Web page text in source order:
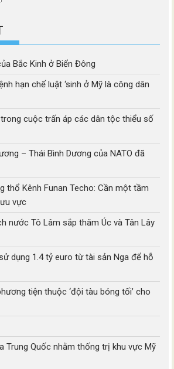
Bắc Kinh ở Biển Đông
hạn chế luật ‘sinh ở Mỹ là công dân
cuộc trấn áp các dân tộc thiểu số
– Thái Bình Dương của NATO đã
thổ Kênh Funan Techo: Cần một tầm
vực
nước Tô Lâm sắp thăm Úc và Tân Lây
dụng 1.4 tỷ euro từ tài sản Nga để hỗ
tiện thuộc ‘đội tàu bóng tối’ cho
Trung Quốc nhằm thống trị khu vực Mỹ